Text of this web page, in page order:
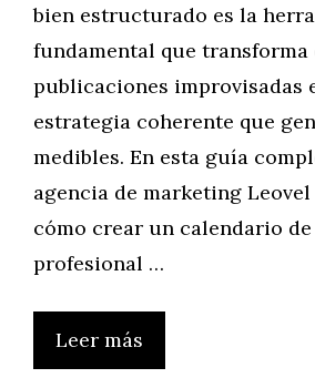
bien estructurado es la
fundamental que transforma
publicaciones improvisadas
estrategia coherente que
medibles. En esta guía
agencia de marketing
cómo crear un calendario
profesional …
Leer más